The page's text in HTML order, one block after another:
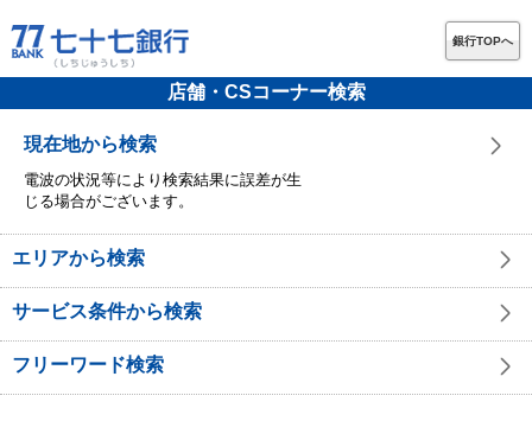
銀行TOPへ
店舗・CSコーナー検索
現在地から検索
電波の状況等により検索結果に誤差が生
じる場合がございます。
エリアから検索
サービス条件から検索
フリーワード検索